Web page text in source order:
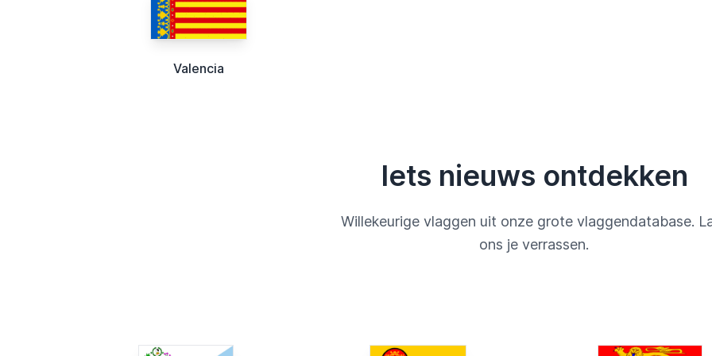
Valencia
Iets nieuws ontdekken
Willekeurige vlaggen uit onze grote vlaggendatabase.
ons je verrassen.